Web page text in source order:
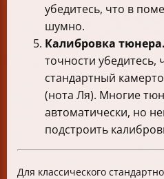
убедитесь, что в
шумно.
Калибровка тюнера.
точности убедитесь,
стандартный
(нота Ля). Многие
автоматически, но
подстроить
Для классического